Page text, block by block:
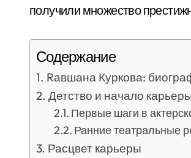
получили множество
Содержание
Rавшана Куркова:
Детство и начало
Первые шаги в
Ранние театральные
Расцвет карьеры